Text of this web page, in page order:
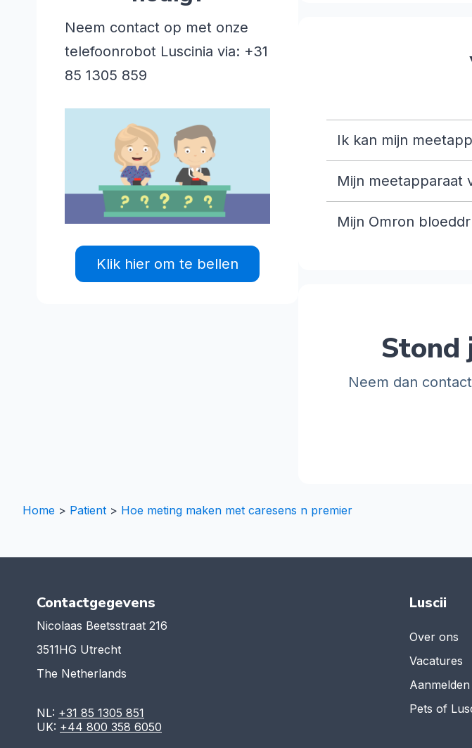
Neem contact op met onze
telefoonrobot Luscinia via: +31
85 1305 859
Klik hier om te bellen
Ik kan mijn
Mijn meetapparaat
Mijn Omron
Stond
Neem dan
Home > Patient > Hoe meting maken met caresens n premier
Contactgegevens
Nicolaas Beetsstraat 216
3511HG Utrecht
The Netherlands
NL: +31 85 1305 851
UK: +44 800 358 6050
Luscii
Over ons
Vacatures
Pets of